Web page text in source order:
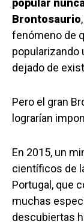
popular
Brontosaurio
fenómeno de
popularizando
dejado de
Pero el gran
lograrían
En 2015, un
científicos de
Portugal, que
muchas
descubiertas